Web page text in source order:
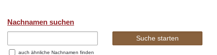
Nachnamen suchen
auch ähnliche Nachnamen finden